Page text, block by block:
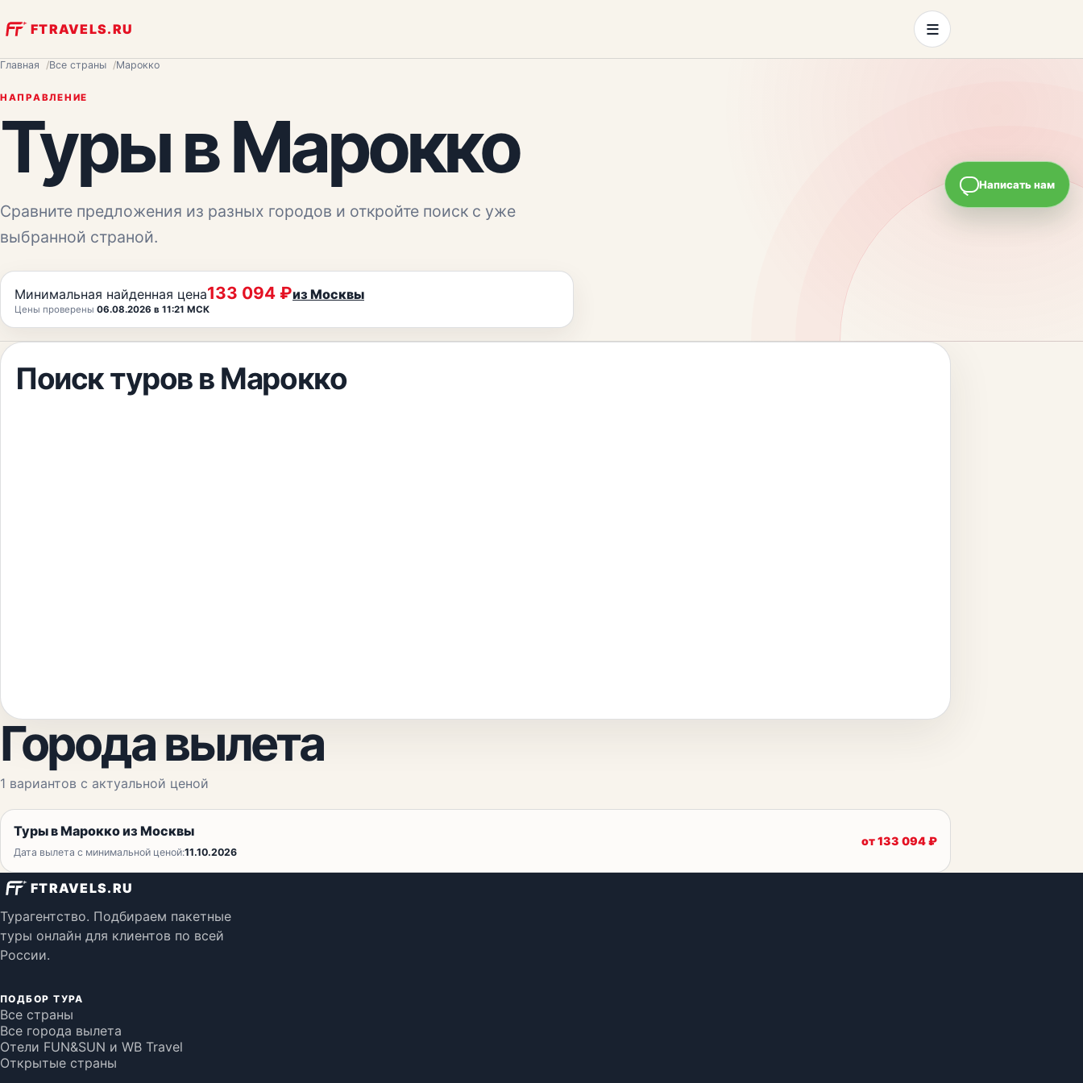
FTRAVELS.RU ≡
Главная Все страны Марокко
НАПРАВЛЕНИЕ
Турыв Марокко
Сравните предложения из разных городов и откройте поиск с уже
выбранной страной.
Минимальная найденная цена133 094 ₽из Москвы
Цены проверены 06.08.2026 в 11:21 МСК
Поиск туров в Марокко
Города вылета
1 вариантов с актуальной ценой
Туры в Марокко из Москвы
Дата вылета с минимальной ценой:11.10.2026
от133 094₽
FTRAVELS.RU
Турагентство. Подбираем пакетные
туры онлайн для клиентов по всей
России.
ПОДБОР ТУРА
Все страны
Все города вылета
Отели FUN&SUN и WB Travel
Открытые страны
Написать нам